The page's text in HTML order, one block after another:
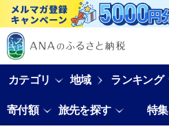
カテゴリ 地域 ランキング
寄付額 旅先を探す 特集